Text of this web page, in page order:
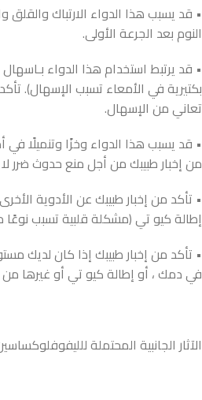
• قد يسبب هذا الدواء الارتباك والقلق
النوم بعد الجرعة الأولى.
• قد يرتبط استخدام هذا الدواء
بكتيرية في الأمعاء تسبب الإسهال).
تعاني من الإسهال.
• قد يسبب هذا الدواء وخزًا وتنميلًا
من إخبار طبيبك من أجل منع حدوث ضرر
• تأكد من إخبار طبيبك عن الأدوية
إطالة كيو تي (مشكلة قلبية تسبب نوعًا
• تأكد من إخبار طبيبك إذا كان لديك
في دمك ، أو إطالة كيو تي أو غيرها
الآثار الجانبية المحتملة